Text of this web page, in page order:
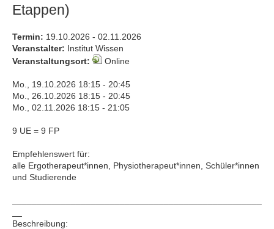
Etappen)
Termin: 19.10.2026 - 02.11.2026
Veranstalter: Institut Wissen
Veranstaltungsort:
Online
Mo., 19.10.2026 18:15 - 20:45
Mo., 26.10.2026 18:15 - 20:45
Mo., 02.11.2026 18:15 - 21:05
9 UE = 9 FP
Empfehlenswert für:
alle Ergotherapeut*innen, Physiotherapeut*innen, Schüler*innen
und Studierende
Beschreibung: